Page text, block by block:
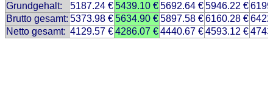
Grundgehalt:
5187.24 €5439.10 €5692.64 €5946.22 €
Brutto gesamt: 5373.98 €5634.90 €5897.58 €6160.28 €
Netto gesamt: 4129.57 €4286.07 €4440.67 €4593.12 €